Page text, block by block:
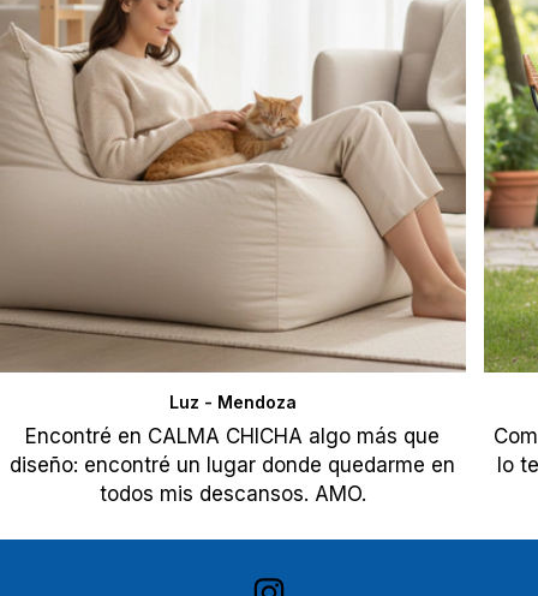
Luz - Mendoza
Encontré en CALMA CHICHA algo más que
diseño: encontré un lugar donde quedarme en
todos mis descansos. AMO.
lo